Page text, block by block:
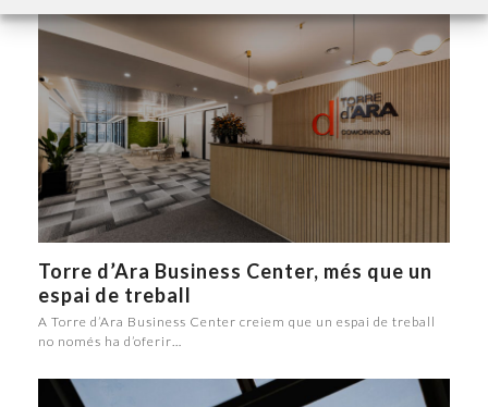
Torre d’Ara Business Center, més que un
espai de treball
A Torre d’Ara Business Center creiem que un espai de treball
no només ha d’oferir…